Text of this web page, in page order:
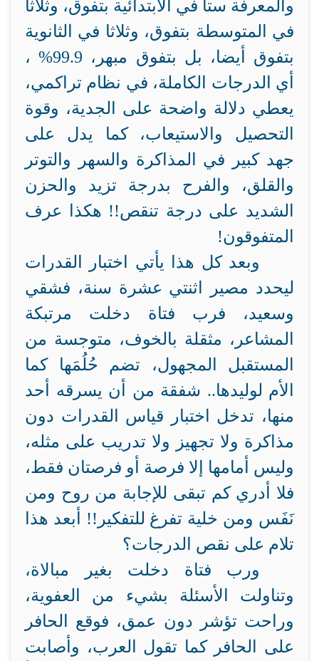
والمعرفة ستا في الابتدائية بتفوق، وثلاثا
في المتوسطة بتفوق، وثلاثا في الثانوية
بتفوق أيضا، بل بتفوق مبهر، 99.9% ،
أي الدرجات الكاملة، في نظام تراكمي،
يعطي دلالة واضحة على الجدية، وقوة
التحصيل والاستيعاب، كما يدل على
جهد كبير في المذاكرة والسهر والتوتر
والقلق، والفرح بدرجة تزيد والحزن
الشديد على درجة تنقص!! هكذا عرف
المتفوقون!
وبعد كل هذا يأتي اختبار القدرات
ليحدد مصير اثنتي عشرة سنة، فشقي
وسعيد، فرب فتاة دخلت مرتبكة
المشاعر، مثقلة بالخوف، متوجسة من
المستقبل المجهول، تضم حُلُمَها كما
الأم لوليدها.. شفقة من أن يسرقه أحد
منها، تدخل اختبار قياس القدرات دون
مذاكرة ولا تجهيز ولا تدريب على مثله،
وليس أمامها إلا فرصة أو فرصتان فقط،
فلا أدري كم تبقى للإجابة من روح ومن
نَفَس ومن خلية تفرغ للتفكير!! أبعد هذا
تلام على نقص الدرجات؟
ورب فتاة دخلت بغير مبالاة،
وتناولت الأسئلة بشيء من العفوية،
وراحت تؤشر دون عمق، فوقع الحافر
على الحافر كما تقول العرب، وأصابت